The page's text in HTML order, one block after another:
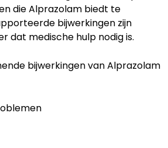
die Alprazolam biedt te
bijwerkingen zijn
dat medische hulp nodig is.
bijwerkingen van Alprazolam